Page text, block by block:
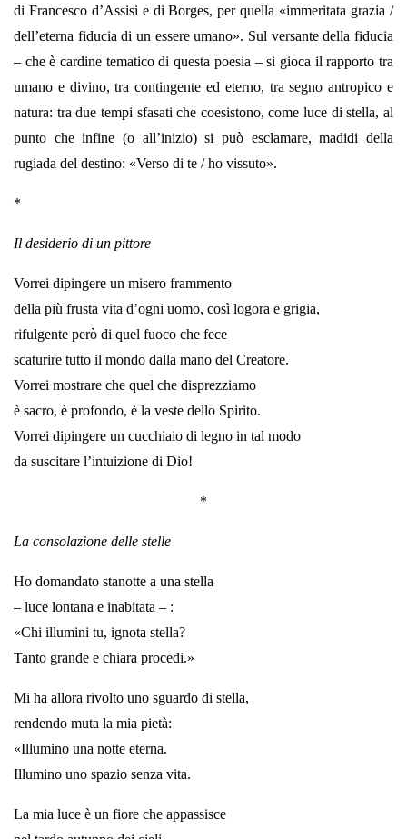
di Francesco d’Assisi e di Borges, per quella «immeritata grazia /
dell’eterna fiducia di un essere umano». Sul versante della fiducia
– che è cardine tematico di questa poesia – si gioca il rapporto tra
umano e divino, tra contingente ed eterno, tra segno antropico e
natura: tra due tempi sfasati che coesistono, come luce di stella, al
punto che infine (o all’inizio) si può esclamare, madidi della
rugiada del destino: «Verso di te / ho vissuto».
*
Il desiderio di un pittore
Vorrei dipingere un misero frammento
della più frusta vita d’ogni uomo, così logora e grigia,
rifulgente però di quel fuoco che fece
scaturire tutto il mondo dalla mano del Creatore.
Vorrei mostrare che quel che disprezziamo
è sacro, è profondo, è la veste dello Spirito.
Vorrei dipingere un cucchiaio di legno in tal modo
da suscitare l’intuizione di Dio!
*
La consolazione delle stelle
Ho domandato stanotte a una stella
– luce lontana e inabitata – :
«Chi illumini tu, ignota stella?
Tanto grande e chiara procedi.»
Mi ha allora rivolto uno sguardo di stella,
rendendo muta la mia pietà:
«Illumino una notte eterna.
Illumino uno spazio senza vita.
La mia luce è un fiore che appassisce